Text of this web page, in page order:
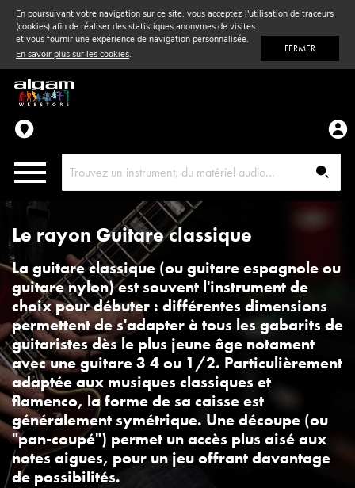
En poursuivant votre navigation sur ce site, vous acceptez l'utilisation de traceurs
(cookies) afin de réaliser des statistiques anonymes de visites
et vous fournir une expérience de navigation personnalisée.
En savoir plus sur les cookies. FERMER
Vent& Violon
Accessoires
Pièces détachées
Le rayon Guitare classique
La guitare classique (ou guitare espagnole ou
guitare nylon) est souvent l'instrument de
choix pour débuter : différentes dimensions
permettent de s'adapter à tous les gabarits de
guitaristes dès le plus jeune âge notament
avec uneguitare 3 4ou 1/2. Particulièrement
adaptée aux musiques classiques et
flamenco, la forme de sa caisse est
généralement symétrique. Une découpe (ou
"pan-coupé") permet un accès plus aisé aux
notes aigues, pour un jeu offrant davantage
de possibilités.